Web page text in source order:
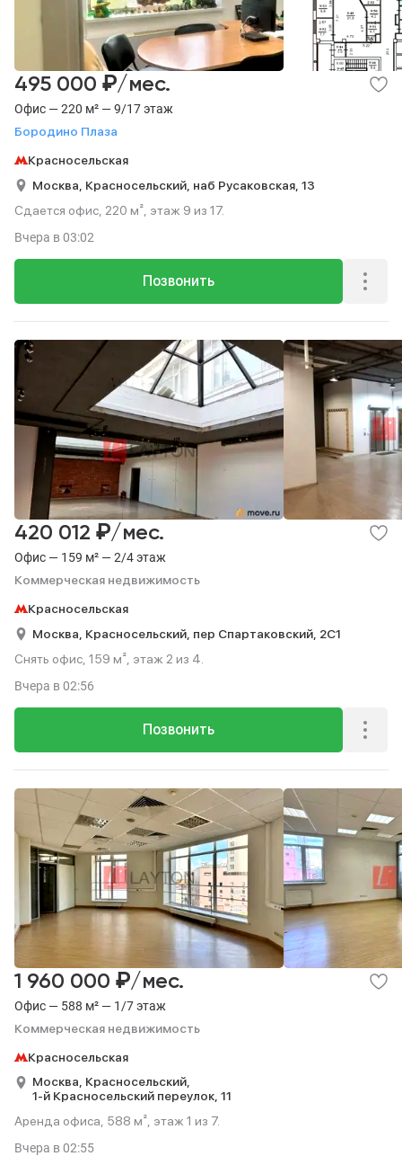
Офис — 220 м² — 9/17 этаж
Бородино Плаза
495 000 ₽/мес.
Красносельская
Москва, Красносельский, наб Русаковская, 13
Сдается офис, 220 м², этаж 9 из 17.
Позвонить
Вчера в 03:02
Офис — 159 м² — 2/4 этаж
Коммерческая недвижимость
420 012 ₽/мес.
Красносельская
Москва, Красносельский, пер Спартаковский, 2С1
Снять офис, 159 м², этаж 2 из 4.
Позвонить
Вчера в 02:56
Офис — 588 м² — 1/7 этаж
Коммерческая недвижимость
1 960 000 ₽/мес.
Красносельская
Москва, Красносельский,
1-й Красносельский переулок, 11
Аренда офиса, 588 м², этаж 1 из 7.
Вчера в 02:55